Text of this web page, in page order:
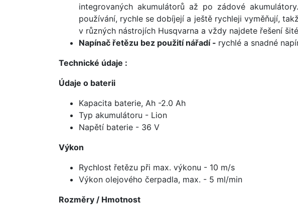
integrovaných akumulátorů až po zádové
používání, rychle se dobíjejí a ještě rychleji vyměňují,
v různých nástrojích Husqvarna a vždy najdete řešení
Napínač řetězu bez použití nářadí - rychlé a snadné
Technické údaje :
Údaje o baterii
Kapacita baterie, Ah -2.0 Ah
Typ akumulátoru - Lion
Napětí baterie - 36 V
Výkon
Rychlost řetězu při max. výkonu - 10 m/s
Výkon olejového čerpadla, max. - 5 ml/min
Rozměry / Hmotnost